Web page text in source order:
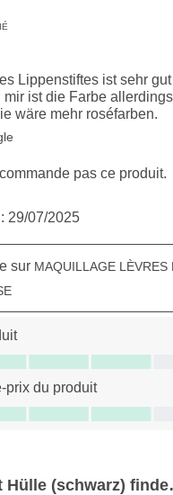
Lippenstiftes ist sehr gut
ist die Farbe
wäre mehr roséfarben.
pas ce produit.
29/07/2025
sur MAQUILLAGE LÈVRES
4.0 sur 5
prix du produit
du produit, 4.0 sur 5
Hülle (schwarz)